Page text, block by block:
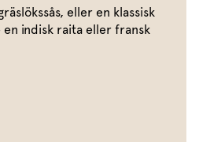
eller en klassisk
en indisk raita eller fransk